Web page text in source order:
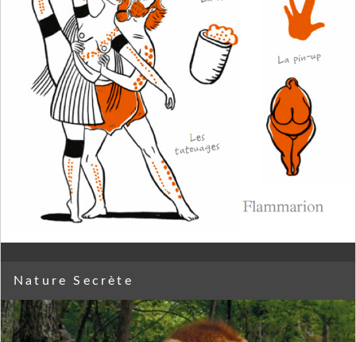
Nature Secrète